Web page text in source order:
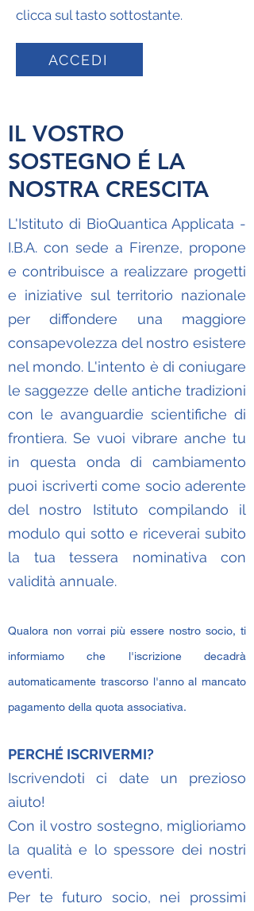
clicca sul tasto sottostante.
ACCEDI
IL VOSTRO
SOSTEGNO É LA
NOSTRA CRESCITA
L'Istituto di BioQuantica Applicata -
I.B.A. con sede a Firenze, propone
e contribuisce a realizzare progetti
e iniziative sul territorio nazionale
per diffondere una maggiore
consapevolezza del nostro esistere
nel mondo. L'intento è di coniugare
le saggezze delle antiche tradizioni
con le avanguardie scientifiche di
frontiera. Se vuoi vibrare anche tu
in questa onda di cambiamento
puoi iscriverti come socio aderente
del nostro Istituto compilando il
modulo qui sotto e riceverai subito
la tua tessera nominativa con
validità annuale.
Qualora non vorrai più essere nostro socio, ti
informiamo che l'iscrizione decadrà
automaticamente trascorso l'anno al mancato
pagamento della quota associativa.
PERCHÉ ISCRIVERMI?
Iscrivendoti ci date un prezioso
aiuto!
Con il vostro sostegno, miglioriamo
la qualità e lo spessore dei nostri
eventi.
Per te futuro socio, nei prossimi